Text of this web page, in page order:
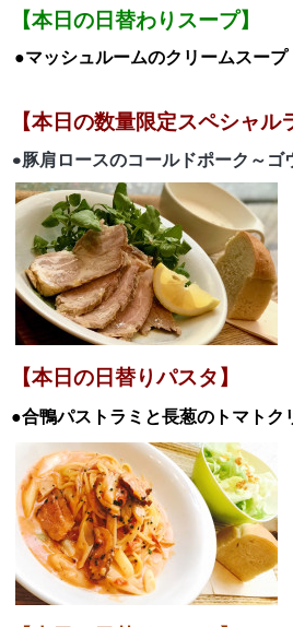
【本日の日替わりスープ】
●マッシュルームのクリームスープ
【本日の数量限定スペシャル
•豚肩ロースのコールドポーク～ゴ
【本日の日替りパスタ】
●合鴨パストラミと長葱のトマトク